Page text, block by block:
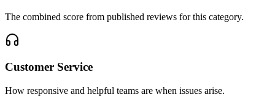
The combined score from published reviews for this category.
Customer Service
How responsive and helpful teams are when issues arise.